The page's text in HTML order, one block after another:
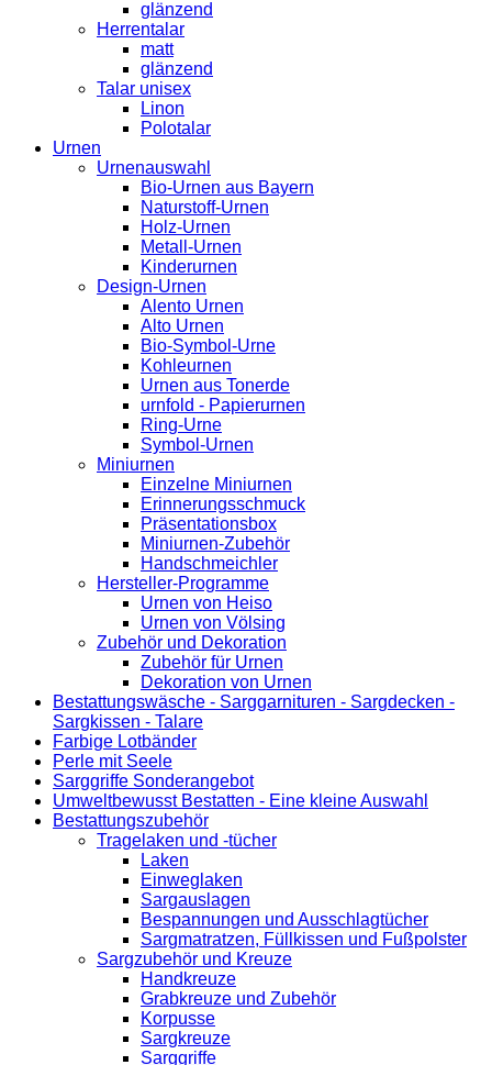
glänzend
Herrentalar
matt
glänzend
Talar unisex
Linon
Polotalar
Urnen
Urnenauswahl
Bio-Urnen aus Bayern
Naturstoff-Urnen
Holz-Urnen
Metall-Urnen
Kinderurnen
Design-Urnen
Alento Urnen
Alto Urnen
Bio-Symbol-Urne
Kohleurnen
Urnen aus Tonerde
urnfold - Papierurnen
Ring-Urne
Symbol-Urnen
Miniurnen
Einzelne Miniurnen
Erinnerungsschmuck
Präsentationsbox
Miniurnen-Zubehör
Handschmeichler
Hersteller-Programme
Urnen von Heiso
Urnen von Völsing
Zubehör und Dekoration
Zubehör für Urnen
Dekoration von Urnen
Bestattungswäsche - Sarggarnituren - Sargdecken -
Sargkissen - Talare
Farbige Lotbänder
Perle mit Seele
Sarggriffe Sonderangebot
Umweltbewusst Bestatten - Eine kleine Auswahl
Bestattungszubehör
Tragelaken und -tücher
Laken
Einweglaken
Sargauslagen
Bespannungen und Ausschlagtücher
Sargmatratzen, Füllkissen und Fußpolster
Sargzubehör und Kreuze
Handkreuze
Grabkreuze und Zubehör
Korpusse
Sargkreuze
Sarggriffe